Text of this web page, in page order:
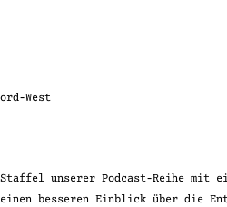
West
unserer Podcast-Reihe mit
einen besseren Einblick über die